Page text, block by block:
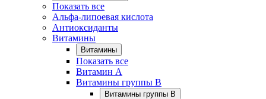
Показать все
Альфа-липоевая кислота
Антиоксиданты
Витамины
Витамины
Показать все
Витамин A
Витамины группы B
Витамины группы B